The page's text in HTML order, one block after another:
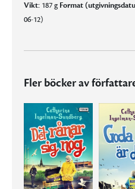
Vikt: 187 g Format
06-12)
Fler böcker av